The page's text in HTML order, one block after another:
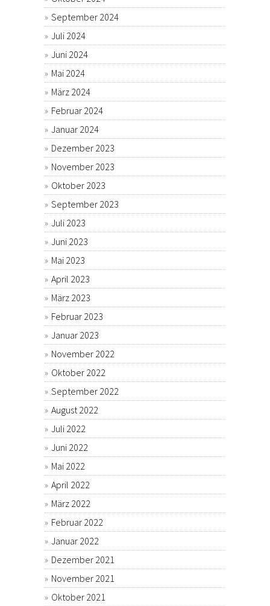
September 2024
Juli 2024
Juni 2024
Mai 2024
März 2024
Februar 2024
Januar 2024
Dezember 2023
November 2023
Oktober 2023
September 2023
Juli 2023
Juni 2023
Mai 2023
April 2023
März 2023
Februar 2023
Januar 2023
November 2022
Oktober 2022
September 2022
August 2022
Juli 2022
Juni 2022
Mai 2022
April 2022
März 2022
Februar 2022
Januar 2022
Dezember 2021
November 2021
Oktober 2021